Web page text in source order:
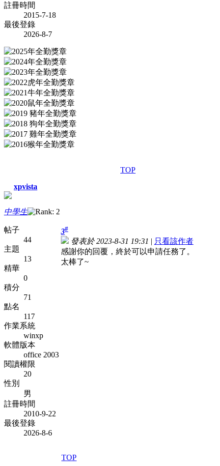
註冊時間
2015-7-18
最後登錄
2026-8-7
TOP
xpvista
中學生
帖子
44
主題
13
精華
0
積分
71
點名
117
作業系統
winxp
軟體版本
office 2003
閱讀權限
20
性別
男
註冊時間
2010-9-22
最後登錄
2026-8-6
3#
發表於 2023-8-31 19:31 | 只看該作者
感謝你的回覆，終於可以申請任務了。
太棒了~
TOP